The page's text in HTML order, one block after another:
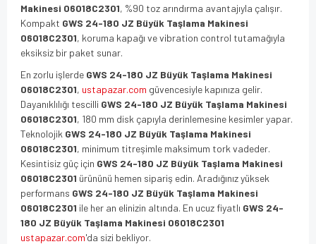
Makinesi 06018C2301, %90 toz arındırma avantajıyla çalışır.
Kompakt GWS 24-180 JZ Büyük Taşlama Makinesi
06018C2301, koruma kapağı ve vibration control tutamağıyla
eksiksiz bir paket sunar.
En zorlu işlerde GWS 24-180 JZ Büyük Taşlama Makinesi
06018C2301, ustapazar.com güvencesiyle kapınıza gelir.
Dayanıklılığı tescilli GWS 24-180 JZ Büyük Taşlama Makinesi
06018C2301, 180 mm disk çapıyla derinlemesine kesimler yapar.
Teknolojik GWS 24-180 JZ Büyük Taşlama Makinesi
06018C2301, minimum titreşimle maksimum tork vadeder.
Kesintisiz güç için GWS 24-180 JZ Büyük Taşlama Makinesi
06018C2301 ürününü hemen sipariş edin. Aradığınız yüksek
performans GWS 24-180 JZ Büyük Taşlama Makinesi
06018C2301 ile her an elinizin altında. En ucuz fiyatlı GWS 24-
180 JZ Büyük Taşlama Makinesi 06018C2301
ustapazar.com'da sizi bekliyor.